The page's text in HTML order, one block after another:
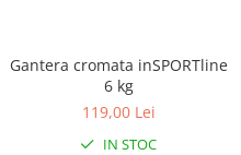
Gantera cromata inSPORTline
6 kg
119,00 Lei
IN STOC